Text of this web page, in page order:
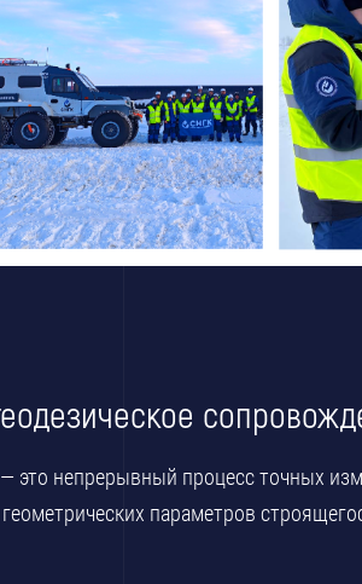
это непрерывный процесс точных
параметров